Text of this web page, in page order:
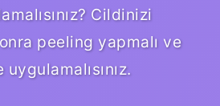
Cildinizi
peeling yapmalı ve